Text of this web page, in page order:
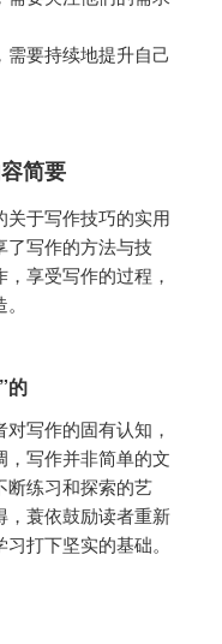
要持续地提升自己
简要
关于写作技巧的实用
了写作的方法与技
享受写作的过程，
的
写作的固有认知，
写作并非简单的文
断练习和探索的艺
，蓑依鼓励读者重新
打下坚实的基础。